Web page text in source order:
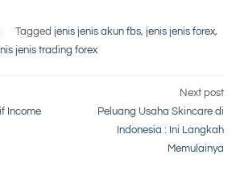
Tagged jenis jenis akun fbs, jenis jenis forex,
jenis trading forex
Income
Next post
Peluang Usaha Skincare di
Indonesia : Ini Langkah
Memulainya